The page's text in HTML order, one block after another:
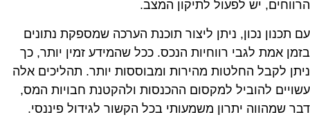
יש לפעול לתיקון המצב.
תכנון נכון, ניתן ליצור תוכנת הערכה שמספקת נתונים
אמת לגבי רווחיות הנכס. ככל שהמידע זמין יותר, כך
לקבל החלטות מהירות ומבוססות יותר. תהליכים אלה
להוביל למקסום ההכנסות ולהקטנת חבויות המס,
שמהווה יתרון משמעותי בכל הקשור לגידול פיננסי.